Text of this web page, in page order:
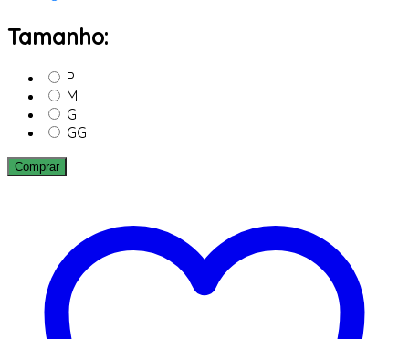
Tamanho:
P
M
G
GG
Comprar